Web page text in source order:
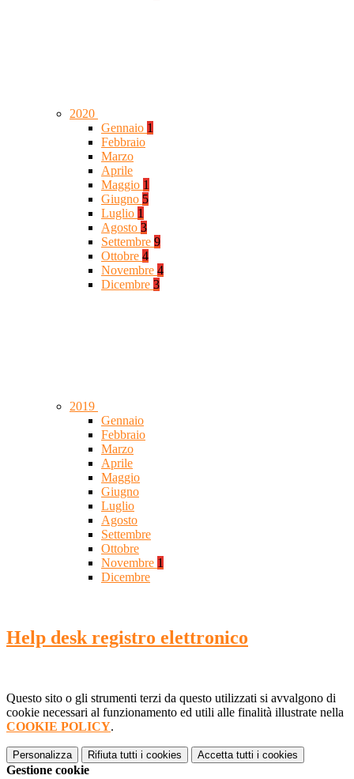
2020
Gennaio 1
Febbraio
Marzo
Aprile
Maggio 1
Giugno 5
Luglio 1
Agosto 3
Settembre 9
Ottobre 4
Novembre 4
Dicembre 3
2019
Gennaio
Febbraio
Marzo
Aprile
Maggio
Giugno
Luglio
Agosto
Settembre
Ottobre
Novembre 1
Dicembre
Help desk registro elettronico
Questo sito o gli strumenti terzi da questo utilizzati si avvalgono di
cookie necessari al funzionamento ed utili alle finalità illustrate nella
COOKIE POLICY.
Personalizza Rifiuta tutti i cookies Accetta tutti i cookies
Gestione cookie